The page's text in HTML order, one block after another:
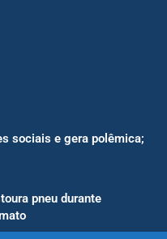
sociais e gera polêmica;
pneu durante